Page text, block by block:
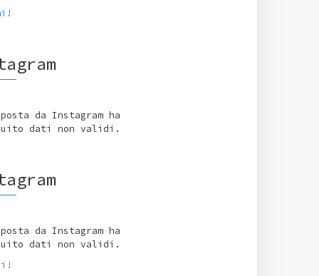
da Instagram ha
dati non validi.
da Instagram ha
dati non validi.